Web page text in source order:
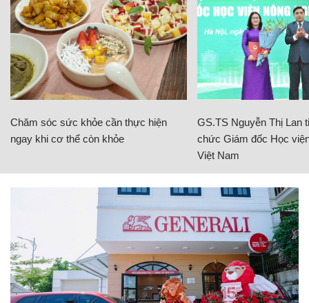
Chăm sóc sức khỏe cần thực hiện
ngay khi cơ thể còn khỏe
GS.TS Nguyễn Thị Lan
chức Giám đốc Học
Việt Nam